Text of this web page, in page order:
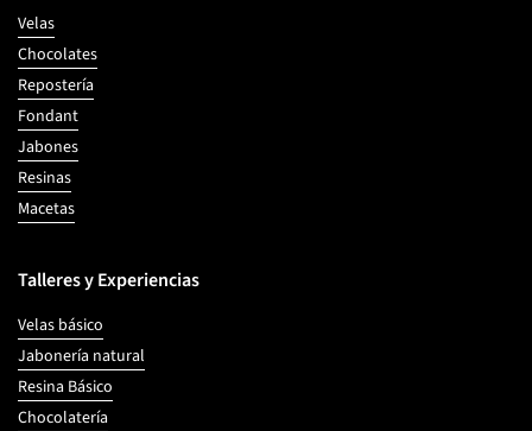
Velas
Chocolates
Repostería
Fondant
Jabones
Resinas
Macetas
Talleres y Experiencias
Velas básico
Jabonería natural
Resina Básico
Chocolatería